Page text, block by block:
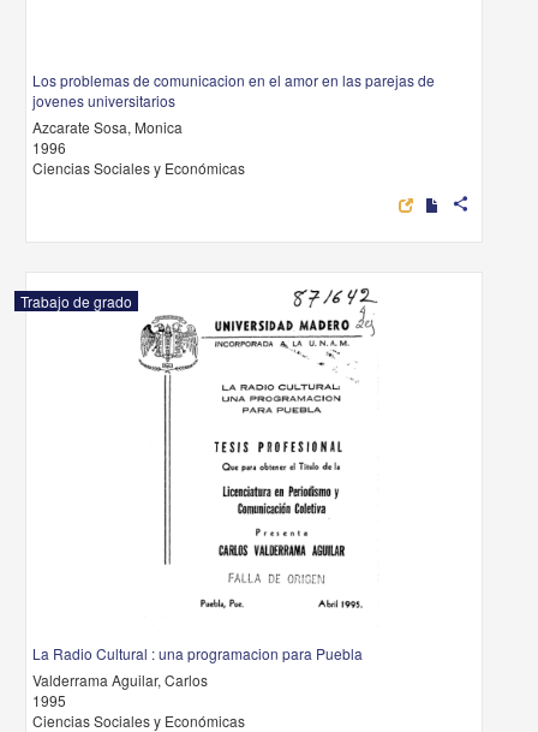
Los problemas de comunicacion en el amor en las parejas de
jovenes universitarios
Azcarate Sosa, Monica
1996
Ciencias Sociales y Económicas
share
Trabajo de grado
La Radio Cultural : una programacion para Puebla
Valderrama Aguilar, Carlos
1995
Ciencias Sociales y Económicas